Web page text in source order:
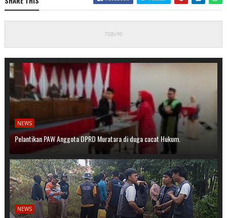
NEWS
Pelantikan PAW Anggota DPRD Muratara di duga cacat Hukum.
NEWS